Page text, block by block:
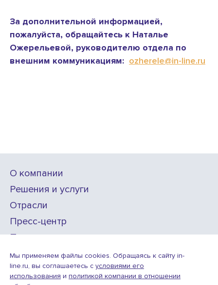
За дополнительной информацией,
пожалуйста, обращайтесь к Наталье
Ожерельевой, руководителю отдела по
внешним коммуникациям: ozherele@in-line.ru
О компании
Решения и услуги
Отрасли
Пресс-центр
Проекты
Карьера
ИТ-аккредитация
Мы применяем файлы cookies. Обращаясь к сайту in-
line.ru, вы соглашаетесь с условиями его
использования и политикой компании в отношении